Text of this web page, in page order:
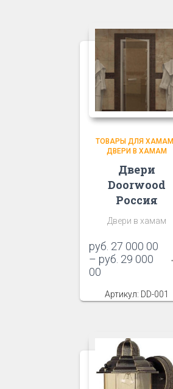
ТОВАРЫ ДЛЯ ХАМАМ
ДВЕРИ В ХАМАМ
Двери
Doorwood
Россия
Двери в хамам
руб. 27 000 00
– руб. 29 000
00
Артикул: DD-001